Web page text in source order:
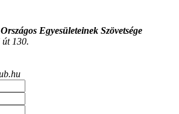
Egyesületeinek Szövetsége
út 130.